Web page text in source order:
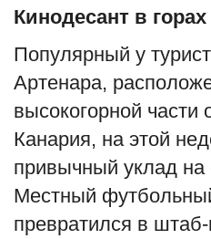
Шоу-бизнес
В мире
Россия
Язык
Кинодесант в
Популярный у
Артенара,
высокогорной части
Канария, на этой
привычный уклад
Местный
превратился в штаб-